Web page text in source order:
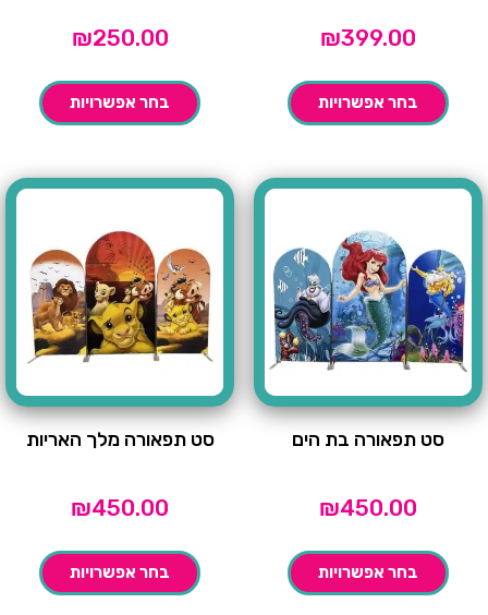
₪399.00
בחר אפשרויות
₪250.00
בחר אפשרויות
סט תפאורה בת הים
₪450.00
בחר אפשרויות
סט תפאורה מלך האריות
₪450.00
בחר אפשרויות